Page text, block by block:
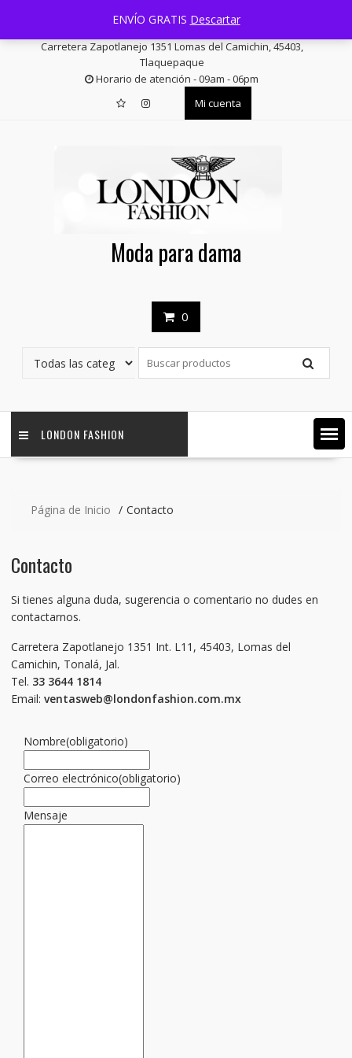
ENVÍO GRATIS Descartar
+52 33 3644 1814 facturas@londonfashion.com.mx
Carretera Zapotlanejo 1351 Lomas del Camichin, 45403,
Tlaquepaque
Horario de atención - 09am - 06pm
Mi cuenta
Moda para dama
0
LONDON FASHION
Página de Inicio Contacto
Contacto
Si tienes alguna duda, sugerencia o comentario no dudes en
contactarnos.
Carretera Zapotlanejo 1351 Int. L11, 45403, Lomas del
Camichin, Tonalá, Jal.
Tel. 33 3644 1814
Email: ventasweb@londonfashion.com.mx
Nombre(obligatorio)
Correo electrónico(obligatorio)
Mensaje